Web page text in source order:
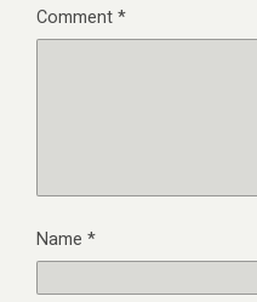
Comment*
Name *